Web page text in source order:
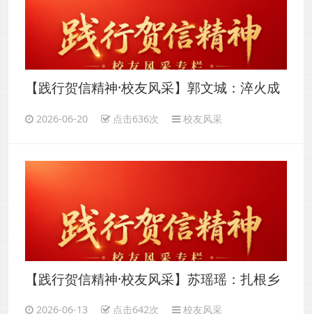
【践行贺信精神·校友风采】郭文城：淬火成
锋2026-06-20 点击636次 校友风采
【践行贺信精神·校友风采】苏瑶瑶：扎根乡
2026-06-13 点击642次 校友风采